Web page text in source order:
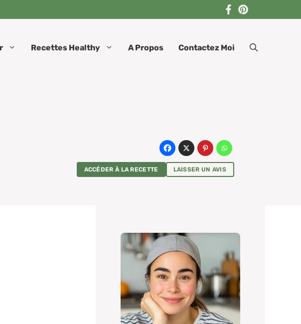
Recettes Healthy A Propos Contactez Moi
ACCÉDER À LA RECETTE LAISSER UN AVIS